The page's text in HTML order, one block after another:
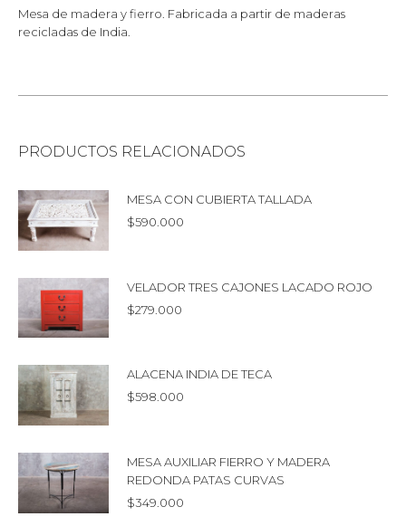
Mesa de madera y fierro. Fabricada a partir de maderas
recicladas de India.
PRODUCTOS RELACIONADOS
MESA CON CUBIERTA TALLADA
$590.000
VELADOR TRES CAJONES LACADO ROJO
$279.000
ALACENA INDIA DE TECA
$598.000
MESA AUXILIAR FIERRO Y MADERA
REDONDA PATAS CURVAS
$349.000